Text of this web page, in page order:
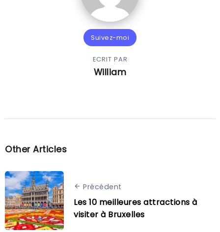
Suivez-moi
ECRIT PAR
William
Other Articles
Précédent
Les 10 meilleures attractions à
visiter à Bruxelles